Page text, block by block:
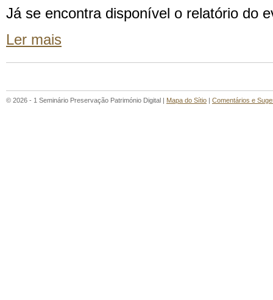
Já se encontra disponível o relatório do
Ler mais
© 2026 - 1 Seminário Preservação Património Digital | Mapa do Sítio | Comentários e